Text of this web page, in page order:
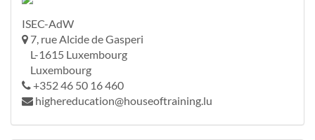
ISEC-AdW
7, rue Alcide de Gasperi
L-1615 Luxembourg
Luxembourg
+352 46 50 16 460
highereducation@houseoftraining.lu